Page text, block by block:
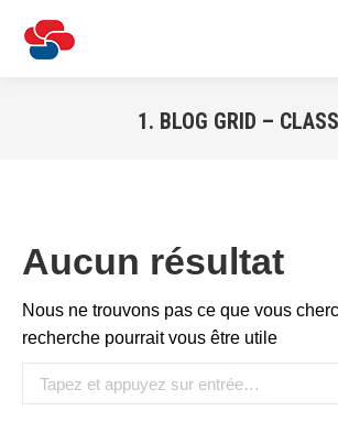
1. BLOG GRID –
Aucun résultat
Nous ne trouvons pas ce que vous
recherche pourrait vous être utile
Recherche
: